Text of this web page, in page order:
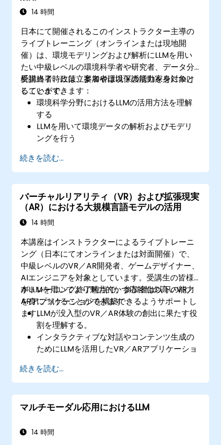
14 時間
日本にて開催されるこのインストラクター主導の
ライブトレーニング（オンラインまたは現地開
催）は、環境モデリングおよび解析にLLMを用い
たい中級レベルの環境科学者や研究者、データ分
析担当者、政策立案者や環境保護活動家を対象と
しています。
受講終了時には、参加者は以下の能力を身につけ
ることができます：
環境科学分野におけるLLMの活用方法を理解
する
LLMを用いて環境データの解析およびモデリ
ングを行う
する
政策策定や自然保護活動に役立てるため、分
析結果を効果的に伝える
続きを読む...
バーチャルリアリティ（VR）および拡張現実
（AR）における大規模言語モデルの活用
14 時間
本講座はインストラクターによるライブトレーニ
ング（日本にてオンラインまたは対面開催）で、
中級レベルのVR／AR開発者、ゲームデザイナー、
AIエンジニアを対象としています。受講生の皆様
がLLMを用いてより魅力的かつ応答性の高いVR／
ARアプリケーションを構築できるようサポートし
ます。
本トレーニング終了時点で、参加者は以下の能力
を身につけることができます：
LLMが没入型のVR／AR体験の創出に果たす役
割を理解する。
インタラクティブな対話やコンテンツ生成の
ためにLLMを活用したVR／ARアプリケーショ
ユーザーのエンゲージメント向上のため、
LLMとVR／AR開発ツールとの連携方法を習得
する。
仮想空間におけるAI駆動型のストーリーや対
きる。
続きを読む...
マルチモーダル応用におけるLLM
14 時間